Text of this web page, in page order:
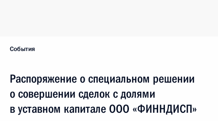
События
Распоряжение о специальном решении
о совершении сделок с долями
в уставном капитале ООО «ФИННДИСП»